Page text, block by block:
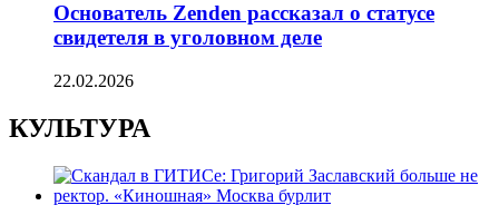
Основатель Zenden рассказал о статусе
свидетеля в уголовном деле
22.02.2026
КУЛЬТУРА